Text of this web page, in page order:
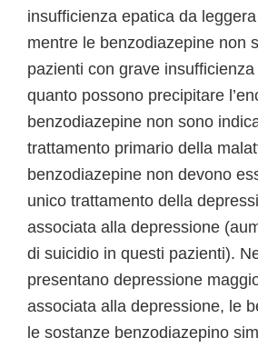
insufficienza epatica da
mentre le benzodiazepine non
pazienti con grave
quanto possono precipitare
benzodiazepine non sono
trattamento primario della
benzodiazepine non devono
unico trattamento della
associata alla depressione
di suicidio in questi pazienti).
presentano depressione
associata alla depressione, le
le sostanze benzodiazepino